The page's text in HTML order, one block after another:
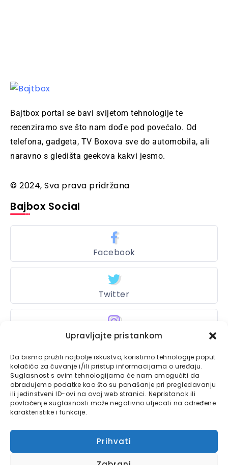
Upravljajte pristankom
Da bismo pružili najbolje iskustvo, koristimo tehnologije poput
kolačića za čuvanje i/ili pristup informacijama o uređaju.
Suglasnost s ovim tehnologijama će nam omogućiti da
obrađujemo podatke kao što su ponašanje pri pregledavanju
ili jedinstveni ID-ovi na ovoj web stranici. Nepristanak ili
povlačenje suglasnosti može negativno utjecati na određene
karakteristike i funkcije.
Prihvati
Bajtbox portal se bavi svijetom tehnologije te
recenziramo sve što nam dođe pod povećalo. Od
telefona, gadgeta, TV Boxova sve do automobila, ali
naravno s gledišta geekova kakvi jesmo.
© 2024, Sva prava pridržana
Bajbox Social
Facebook
Twitter
Instagram
Bajtbox
Linkovi
Kontaktirajte nas
Impressum
Bajtbox koristi
usluge.